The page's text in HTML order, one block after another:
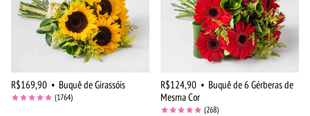
R$169,90 • Buquê de Girassóis
(1764)
R$124,90 • Buquê de 6 Gérberas de
Mesma Cor
(268)